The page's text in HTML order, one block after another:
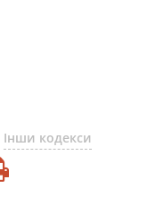
Інши кодекси